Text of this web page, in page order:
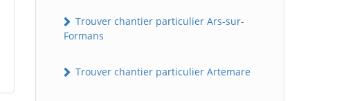
Trouver chantier particulier Ars-sur-
Formans
Trouver chantier particulier Artemare